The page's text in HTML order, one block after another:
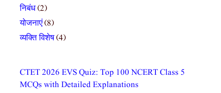
निबंध(2)
योजनाएं(8)
व्यक्ति विशेष(4)
CTET 2026 EVS Quiz: Top 100 NCERT Class 5
MCQs with Detailed Explanations